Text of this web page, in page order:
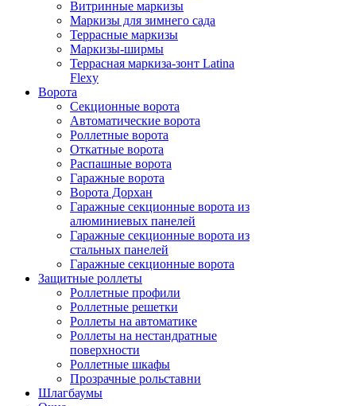
Витринные маркизы
Маркизы для зимнего сада
Террасные маркизы
Маркизы-ширмы
Террасная маркиза-зонт Latina
Flexy
Ворота
Секционные ворота
Автоматические ворота
Роллетные ворота
Откатные ворота
Распашные ворота
Гаражные ворота
Ворота Дорхан
Гаражные секционные ворота из
алюминиевых панелей
Гаражные секционные ворота из
стальных панелей
Гаражные секционные ворота
Защитные роллеты
Роллетные профили
Роллетные решетки
Роллеты на автоматике
Роллеты на нестандратные
поверхности
Роллетные шкафы
Прозрачные рольставни
Шлагбаумы